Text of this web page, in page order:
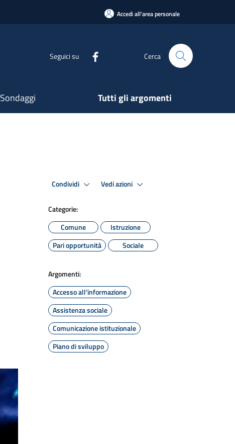
Accedi all'area personale
Seguici su Cerca
Sondaggi Tutti gli argomenti
Condividi Vedi azioni
Categorie:
Comune
Istruzione
Pari opportunità
Sociale
Argomenti:
Accesso all'informazione
Assistenza sociale
Comunicazione istituzionale
Piano di sviluppo